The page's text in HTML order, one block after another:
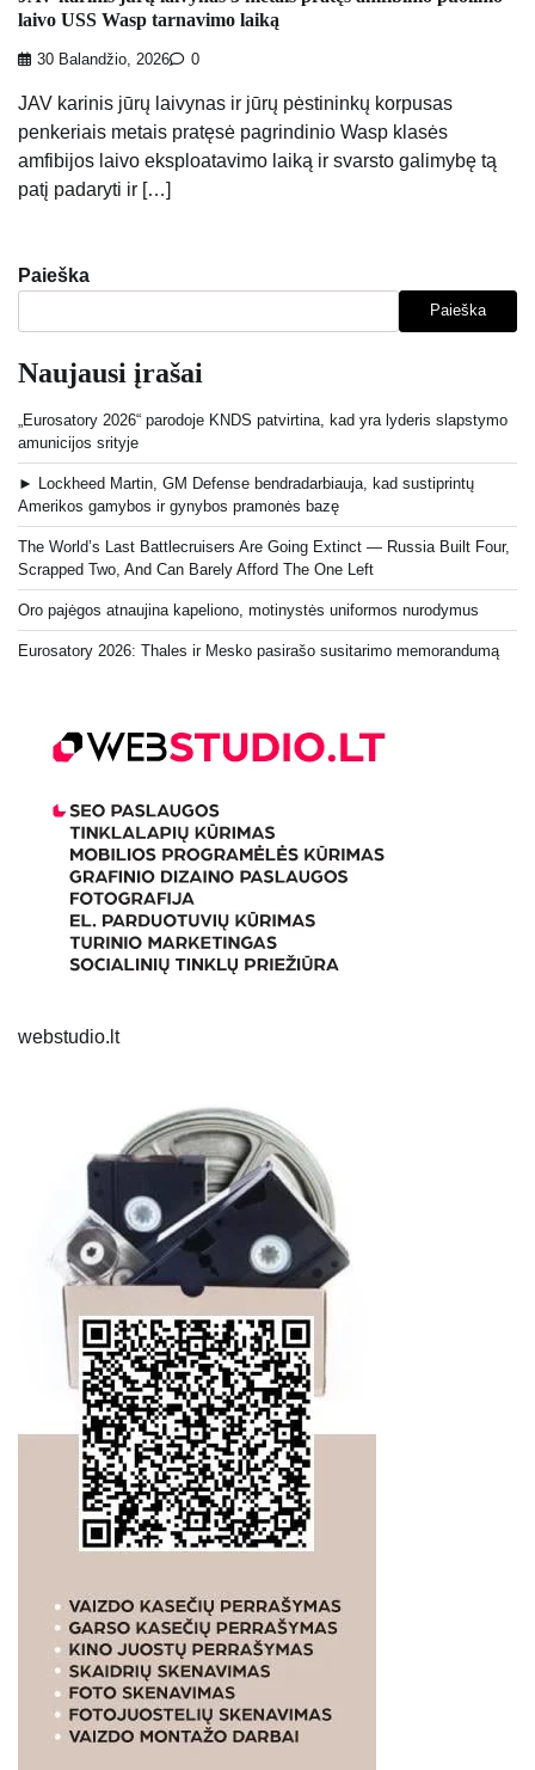
laivo USS Wasp tarnavimo laiką
30 Balandžio, 2026 0
JAV karinis jūrų laivynas ir jūrų pėstininkų korpusas
penkeriais metais pratęsė pagrindinio Wasp klasės
amfibijos laivo eksploatavimo laiką ir svarsto galimybę tą
patį padaryti ir […]
Paieška
Paieška
Naujausi įrašai
„Eurosatory 2026“ parodoje KNDS patvirtina, kad yra lyderis slapstymo
amunicijos srityje
► Lockheed Martin, GM Defense bendradarbiauja, kad sustiprintų
Amerikos gamybos ir gynybos pramonės bazę
The World’s Last Battlecruisers Are Going Extinct — Russia Built Four,
Scrapped Two, And Can Barely Afford The One Left
Oro pajėgos atnaujina kapeliono, motinystės uniformos nurodymus
Eurosatory 2026: Thales ir Mesko pasirašo susitarimo memorandumą
webstudio.lt